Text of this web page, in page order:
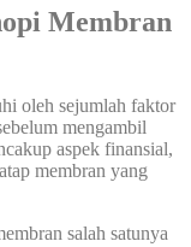
Membran
oleh sejumlah faktor
mengambil
aspek finansial,
membran yang
salah satunya